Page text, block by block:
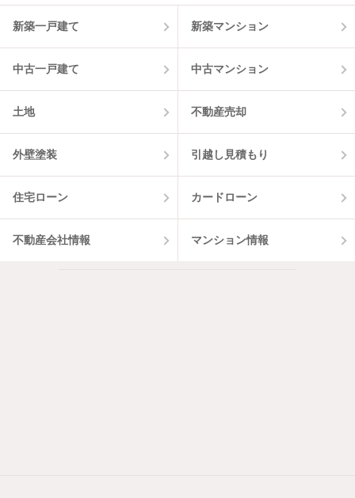
新築一戸建て 新築マンション
中古一戸建て 中古マンション
土地 不動産売却
外壁塗装 引越し見積もり
住宅ローン カードローン
不動産会社情報 マンション情報